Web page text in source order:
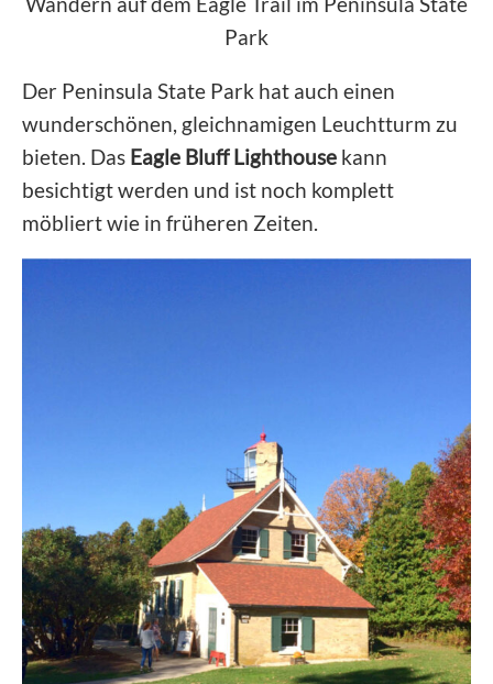
Park
Der Peninsula State Park hat auch einen
wunderschönen, gleichnamigen Leuchtturm zu
bieten. Das Eagle Bluff Lighthouse kann
besichtigt werden und ist noch komplett
möbliert wie in früheren Zeiten.